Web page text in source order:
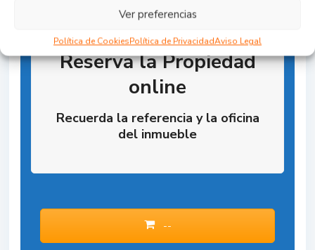
Ver preferencias
Política de CookiesPolítica de PrivacidadAviso Legal
Reserva la Propiedad
online
Recuerda la referencia y la oficina
del inmueble
--